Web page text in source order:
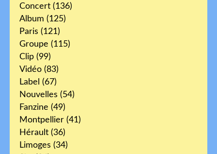
Concert (136)
Album (125)
Paris (121)
Groupe (115)
Clip (99)
Vidéo (83)
Label (67)
Nouvelles (54)
Fanzine (49)
Montpellier (41)
Hérault (36)
Limoges (34)